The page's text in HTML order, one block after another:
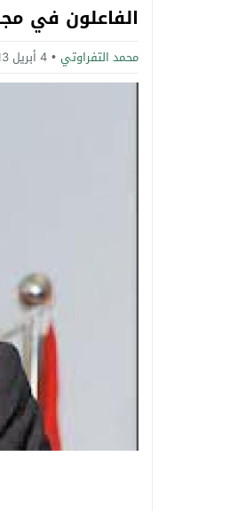
Nextالفاعلون في
محمد التفراوتي 4 أبريل 2013